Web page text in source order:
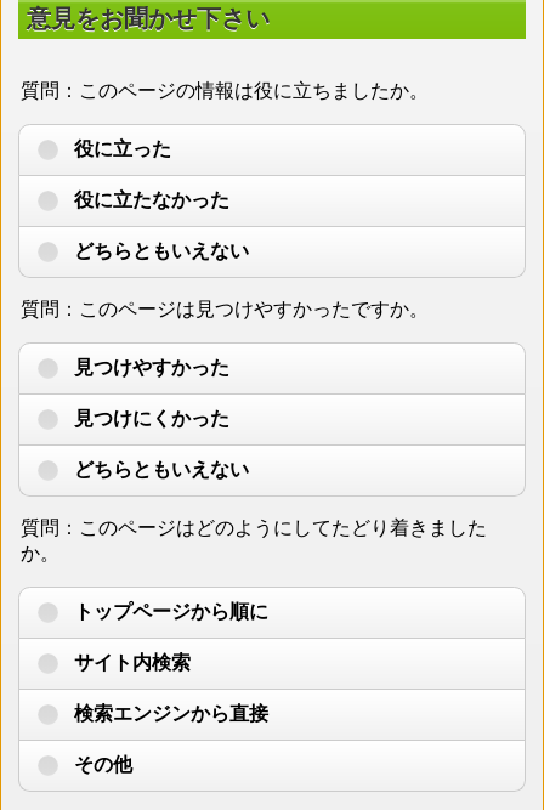
意見をお聞かせ下さい
質問：このページの情報は役に立ちましたか。
役に立った
役に立たなかった
どちらともいえない
質問：このページは見つけやすかったですか。
見つけやすかった
見つけにくかった
どちらともいえない
質問：このページはどのようにしてたどり着きました
か。
トップページから順に
サイト内検索
検索エンジンから直接
その他